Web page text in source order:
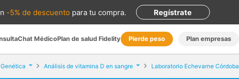
-5% de descuento para tu compra. Regístrate
Chat MédicoPlan de salud Fidelity Pierde peso Plan empresas
Análisis de vitamina D en sangre Laboratorio Echevarne Córdoba